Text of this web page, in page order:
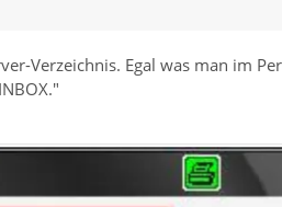
Verzeichnis. Egal was man im